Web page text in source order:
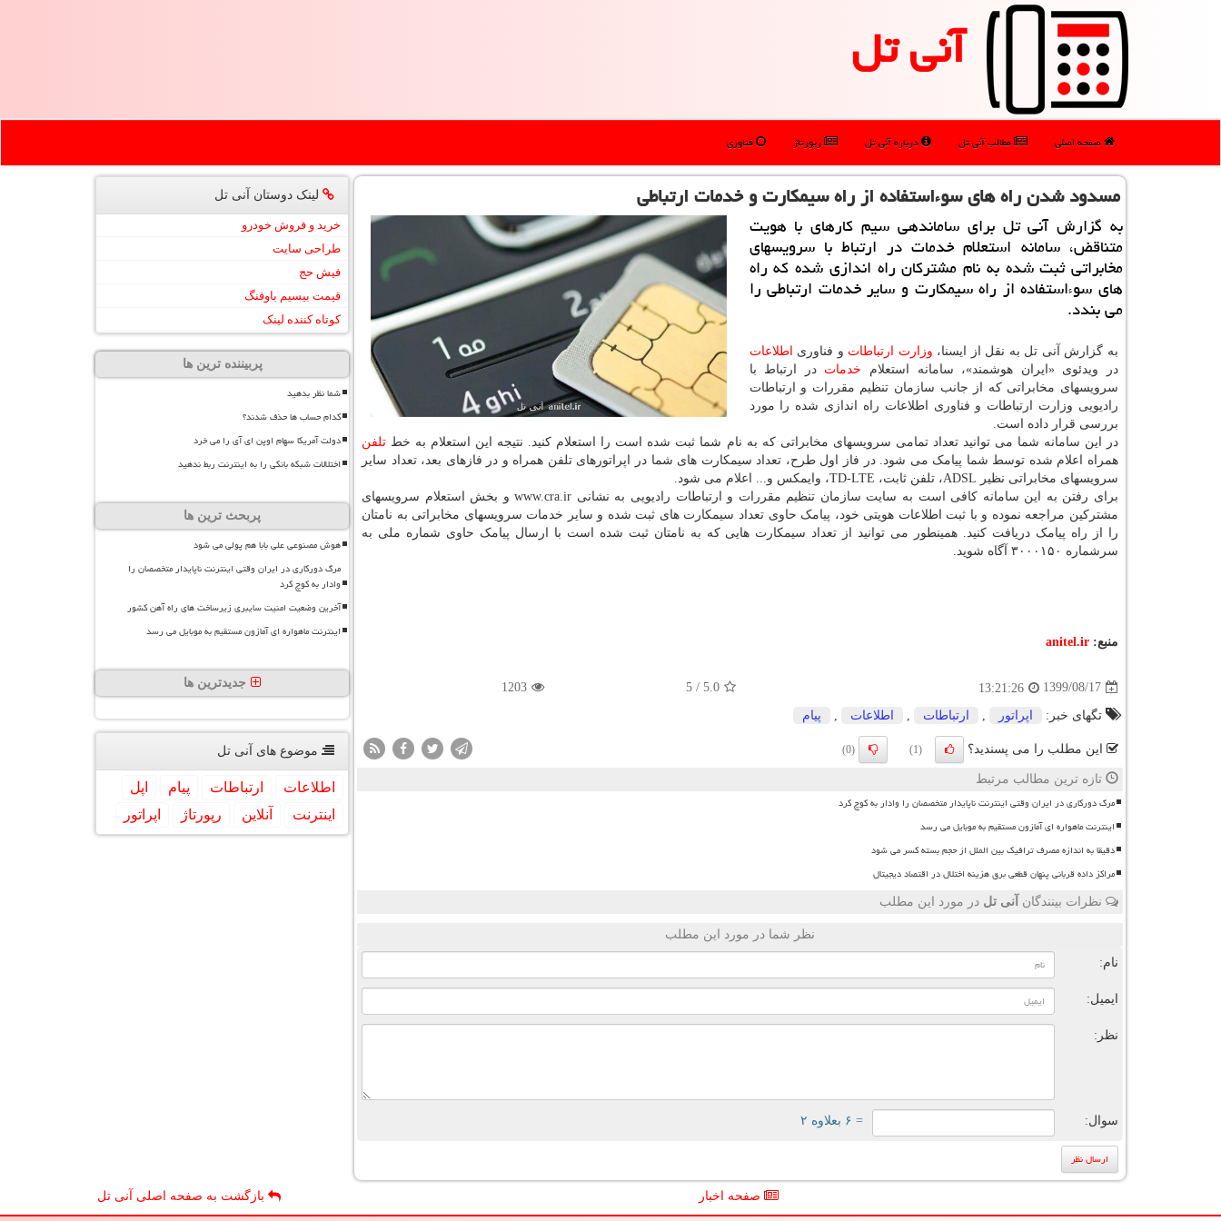
آنی تل
صفحه اصلی مطالب آنی تل درباره آنی تل رپورتاژ فناوری
مسدود شدن راه های سوءاستفاده از راه سیمكارت و خدمات ارتباطی
به گزارش آنی تل برای ساماندهی سیم كارهای با هویت
متناقض، سامانه استعلام خدمات در ارتباط با سرویسهای
مخابراتی ثبت شده به نام مشتركان راه اندازی شده كه راه
های سوءاستفاده از راه سیمكارت و سایر خدمات ارتباطی را
می بندد.
به گزارش آنی تل به نقل از ایسنا، وزارت ارتباطات و فناوری اطلاعات
در ویدئوی «ایران هوشمند»، سامانه استعلام خدمات در ارتباط با
سرویسهای مخابراتی که از جانب سازمان تنظیم مقررات و ارتباطات
رادیویی وزارت ارتباطات و فناوری اطلاعات راه اندازی شده را مورد
بررسی قرار داده است.
در این سامانه شما می توانید تعداد تمامی سرویسهای مخابراتی که به نام شما ثبت شده است را استعلام کنید. نتیجه این استعلام به خط تلفن
همراه اعلام شده توسط شما پیامک می شود. در فاز اول طرح، تعداد سیمکارت های شما در اپراتورهای تلفن همراه و در فازهای بعد، تعداد سایر
سرویسهای مخابراتی نظیر ADSL، تلفن ثابت، TD-LTE، وایمکس و... اعلام می شود.
برای رفتن به این سامانه کافی است به سایت سازمان تنظیم مقررات و ارتباطات رادیویی به نشانی www.cra.ir و بخش استعلام سرویسهای
مشترکین مراجعه نموده و با ثبت اطلاعات هویتی خود، پیامک حاوی تعداد سیمکارت های ثبت شده و سایر خدمات سرویسهای مخابراتی به نامتان
را از راه پیامک دریافت کنید. همینطور می توانید از تعداد سیمکارت هایی که به نامتان ثبت شده است با ارسال پیامک حاوی شماره ملی به
سرشماره ۳۰۰۰۱۵۰ آگاه شوید.
منبع: anitel.ir
1399/08/17
13:21:26
5.0
/
5
1203
تگهای خبر: اپراتور ارتباطات اطلاعات پیام
این مطلب را می پسندید؟ (1)
(0)
تازه ترین مطالب مرتبط
مرگ دورکاری در ایران وقتی اینترنت ناپایدار متخصصان را وادار به کوچ کرد
اینترنت ماهواره ای آمازون مستقیم به موبایل می رسد
دقیقا به اندازه مصرف ترافیک بین الملل از حجم بسته کسر می شود
مراکز داده قربانی پنهان قطعی برق هزینه اختلال در اقتصاد دیجیتال
نظرات بینندگان آنی تل در مورد این مطلب
نظر شما در مورد این مطلب
نام:
ایمیل:
نظر:
سوال: = ۶ بعلاوه ۲
لینک دوستان آنی تل
خرید و فروش خودرو
طراحی سایت
فیش حج
قیمت بیسیم باوفنگ
کوتاه کننده لینک
پربیننده ترین ها
شما نظر بدهید
کدام حساب ها حذف شدند؟
دولت آمریکا سهام اوپن ای آی را می خرد
اختلالات شبکه بانکی را به اینترنت ربط ندهید
پربحث ترین ها
هوش مصنوعی علی بابا هم پولی می شود
مرگ دورکاری در ایران وقتی اینترنت ناپایدار متخصصان را
وادار به کوچ کرد
آخرین وضعیت امنیت سایبری زیرساخت های راه آهن کشور
اینترنت ماهواره ای آمازون مستقیم به موبایل می رسد
جدیدترین ها
موضوع های آنی تل
اطلاعات ارتباطات پیام
اپل
اینترنت
آنلاین رپورتاژ اپراتور
صفحه اخبار بازگشت به صفحه اصلی آنی تل